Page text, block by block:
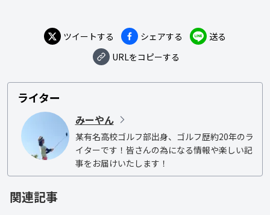
ツイートする シェアする
送る
URLをコピーする
ライター
みーやん
某有名高校ゴルフ部出身、ゴルフ歴約20年のラ
イターです！皆さんの為になる情報や楽しい記
事をお届けいたします！
関連記事